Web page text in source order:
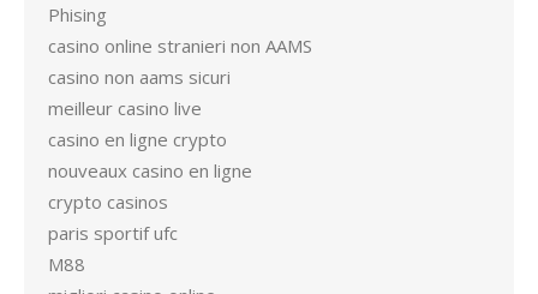
Phising
casino online stranieri non AAMS
casino non aams sicuri
meilleur casino live
casino en ligne crypto
nouveaux casino en ligne
crypto casinos
paris sportif ufc
M88